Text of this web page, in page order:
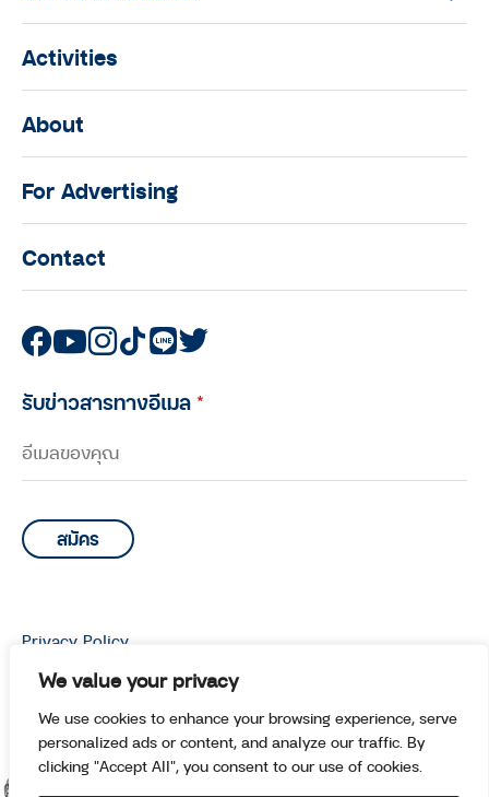
We value your privacy
We use cookies to enhance your browsing experience, serve
personalized ads or content, and analyze our traffic. By
clicking "Accept All", you consent to our use of cookies.
Activities
About
For Advertising
Contact
รับข่าวสารทางอีเมล*
© Copyright 2026 Manoottangwai All Rights Reserved.
Privacy Policy